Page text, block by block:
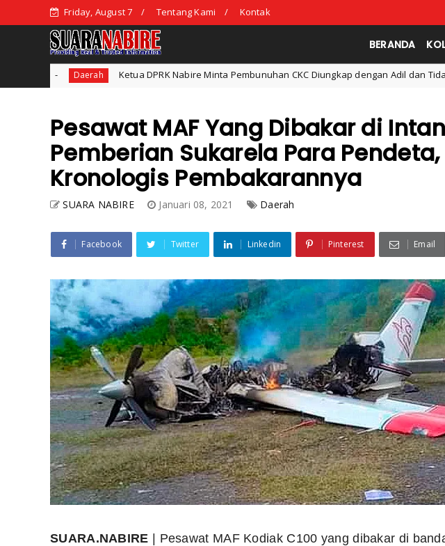
Friday, August 7 Tentang Kami Kontak
BERANDA
Ketua DPRK Nabire Minta Pembunuhan CKC Diungkap dengan Adil dan Tidak Tebang Pilih
Pesawat MAF Yang Dibakar di
Pemberian Sukarela Para Pendeta,
Kronologis Pembakarannya
SUARA NABIRE Januari 08, 2021 Daerah
Facebook Twitter Linkedin Pinterest Email
SUARA.NABIRE | Pesawat MAF Kodiak C100 yang dibakar di